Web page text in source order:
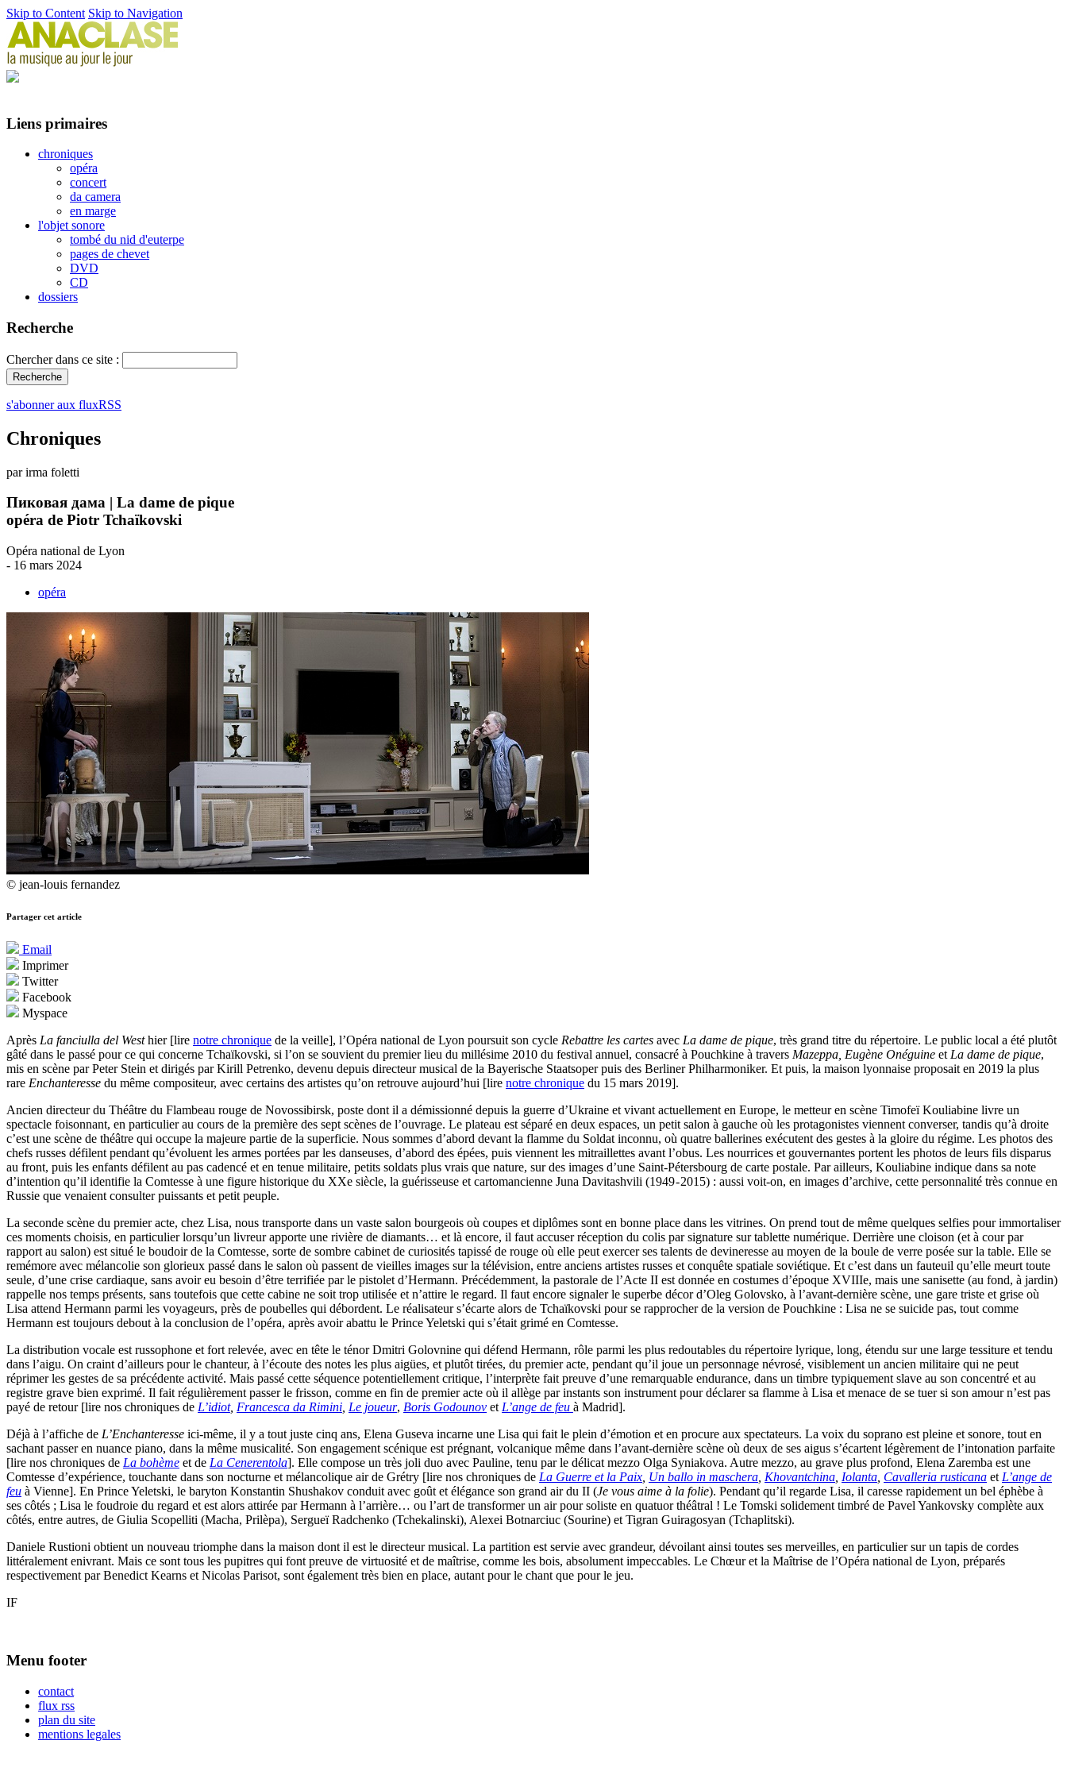
Skip to Content Skip to Navigation
Liens primaires
chroniques
opéra
concert
da camera
en marge
l'objet sonore
tombé du nid d'euterpe
pages de chevet
DVD
CD
dossiers
Recherche
Chercher dans ce site :
s'abonner aux fluxRSS
Chroniques
par irma foletti
Пиковая дама | La dame de pique
opéra de Piotr Tchaïkovski
Opéra national de Lyon
- 16 mars 2024
opéra
© jean-louis fernandez
Partager cet article
Email
Imprimer
Twitter
Facebook
Myspace
Après La fanciulla del Westhier [lire notre chronique de la veille], l’Opéra national de Lyon poursuit son cycle Rebattre les cartes avec La dame de pique, très grand titre du répertoire. Le public local a été plutôt
gâté dans le passé pour ce qui concerne Tchaïkovski, si l’on se souvient du premier lieu du millésime 2010 du festival annuel, consacré à Pouchkine à travers Mazeppa, Eugène Onéguine et La dame de pique,
mis en scène par Peter Stein et dirigés par Kirill Petrenko, devenu depuis directeur musical de la Bayerische Staatsoper puis des Berliner Philharmoniker. Et puis, la maison lyonnaise proposait en 2019 la plus
rare Enchanteresse du même compositeur, avec certains des artistes qu’on retrouve aujourd’hui [lire notre chronique du 15 mars 2019].
Ancien directeur du Théâtre du Flambeau rouge de Novossibirsk, poste dont il a démissionné depuis la guerre d’Ukraine et vivant actuellement en Europe, le metteur en scène Timofeï Kouliabine livre un
spectacle foisonnant, en particulier au cours de la première des sept scènes de l’ouvrage. Le plateau est séparé en deux espaces, un petit salon à gauche où les protagonistes viennent converser, tandis qu’à droite
c’est une scène de théâtre qui occupe la majeure partie de la superficie. Nous sommes d’abord devant la flamme du Soldat inconnu, où quatre ballerines exécutent des gestes à la gloire du régime. Les photos des
chefs russes défilent pendant qu’évoluent les armes portées par les danseuses, d’abord des épées, puis viennent les mitraillettes avant l’obus. Les nourrices et gouvernantes portent les photos de leurs fils disparus
au front, puis les enfants défilent au pas cadencé et en tenue militaire, petits soldats plus vrais que nature, sur des images d’une Saint-Pétersbourg de carte postale. Par ailleurs, Kouliabine indique dans sa note
d’intention qu’il identifie la Comtesse à une figure historique du XXe siècle, la guérisseuse et cartomancienne Juna Davitashvili (1949 - 2015) : aussi voit-on, en images d’archive, cette personnalité très connue en
Russie que venaient consulter puissants et petit peuple.
La seconde scène du premier acte, chez Lisa, nous transporte dans un vaste salon bourgeois où coupes et diplômes sont en bonne place dans les vitrines. On prend tout de même quelques selfies pour immortaliser
ces moments choisis, en particulier lorsqu’un livreur apporte une rivière de diamants… et là encore, il faut accuser réception du colis par signature sur tablette numérique. Derrière une cloison (et à cour par
rapport au salon) est situé le boudoir de la Comtesse, sorte de sombre cabinet de curiosités tapissé de rouge où elle peut exercer ses talents de devineresse au moyen de la boule de verre posée sur la table. Elle se
remémore avec mélancolie son glorieux passé dans le salon où passent de vieilles images sur la télévision, entre anciens artistes russes et conquête spatiale soviétique. Et c’est dans un fauteuil qu’elle meurt toute
seule, d’une crise cardiaque, sans avoir eu besoin d’être terrifiée par le pistolet d’Hermann. Précédemment, la pastorale de l’Acte II est donnée en costumes d’époque XVIIIe, mais une sanisette (au fond, à jardin)
rappelle nos temps présents, sans toutefois que cette cabine ne soit trop utilisée et n’attire le regard. Il faut encore signaler le superbe décor d’Oleg Golovsko, à l’avant-dernière scène, une gare triste et grise où
Lisa attend Hermann parmi les voyageurs, près de poubelles qui débordent. Le réalisateur s’écarte alors de Tchaïkovski pour se rapprocher de la version de Pouchkine : Lisa ne se suicide pas, tout comme
Hermann est toujours debout à la conclusion de l’opéra, après avoir abattu le Prince Yeletski qui s’était grimé en Comtesse.
La distribution vocale est russophone et fort relevée, avec en tête le ténor Dmitri Golovnine qui défend Hermann, rôle parmi les plus redoutables du répertoire lyrique, long, étendu sur une large tessiture et tendu
dans l’aigu. On craint d’ailleurs pour le chanteur, à l’écoute des notes les plus aigües, et plutôt tirées, du premier acte, pendant qu’il joue un personnage névrosé, visiblement un ancien militaire qui ne peut
réprimer les gestes de sa précédente activité. Mais passé cette séquence potentiellement critique, l’interprète fait preuve d’une remarquable endurance, dans un timbre typiquement slave au son concentré et au
registre grave bien exprimé. Il fait régulièrement passer le frisson, comme en fin de premier acte où il allège par instants son instrument pour déclarer sa flamme à Lisa et menace de se tuer si son amour n’est pas
payé de retour [lire nos chroniques de L’idiot, Francesca da Rimini Le joueur, Boris Godounov et L’ange de feu à Madrid].
Déjà à l’affiche de L’Enchanteresse ici-même, il y a tout juste cinq ans, Elena Guseva incarne une Lisa qui fait le plein d’émotion et en procure aux spectateurs. La voix du soprano est pleine et sonore, tout en
sachant passer en nuance piano, dans la même musicalité. Son engagement scénique est prégnant, volcanique même dans l’avant-dernière scène où deux de ses aigus s’écartent légèrement de l’intonation parfaite
[lire nos chroniques de La bohème et de La Cenerentola]. Elle compose un très joli duo avec Pauline, tenu par le délicat mezzo Olga Syniakova. Autre mezzo, au grave plus profond, Elena Zaremba est une
Comtesse d’expérience, touchante dans son nocturne et mélancolique air de Grétry [lire nos chroniques de La Guerre et la Paix Un ballo in maschera Khovantchina Iolanta Cavalleria rusticana et L’ange de
feu à Vienne]. En Prince Yeletski, le baryton Konstantin Shushakov conduit avec goût et élégance son grand air du II (Je vous aime à la folie). Pendant qu’il regarde Lisa, il caresse rapidement un bel éphèbe à
ses côtés ; Lisa le foudroie du regard et est alors attirée par Hermann à l’arrière… ou l’art de transformer un air pour soliste en quatuor théâtral ! Le Tomski solidement timbré de Pavel Yankovsky complète aux
côtés, entre autres, de Giulia Scopelliti (Macha, Prilèpa), Sergueï Radchenko (Tchekalinski), Alexei Botnarciuc (Sourine) et Tigran Guiragosyan (Tchaplitski).
Daniele Rustioni obtient un nouveau triomphe dans la maison dont il est le directeur musical. La partition est servie avec grandeur, dévoilant ainsi toutes ses merveilles, en particulier sur un tapis de cordes
littéralement enivrant. Mais ce sont tous les pupitres qui font preuve de virtuosité et de maîtrise, comme les bois, absolument impeccables. Le Chœur et la Maîtrise de l’Opéra national de Lyon, préparés
respectivement par Benedict Kearns et Nicolas Parisot, sont également très bien en place, autant pour le chant que pour le jeu.
IF
Menu footer
contact
flux rss
plan du site
mentions legales